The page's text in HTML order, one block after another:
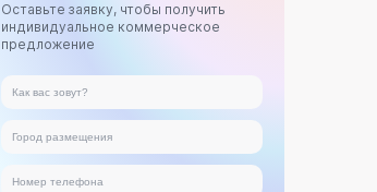
Оставьте заявку, чтобы получить
индивидуальное коммерческое
предложение